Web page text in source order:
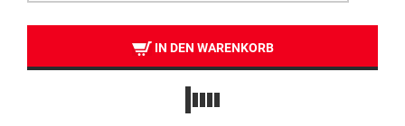
IN DEN WARENKORB